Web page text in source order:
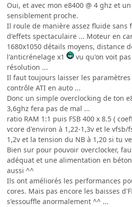
Oui, et avec mon e8400 @ 4 ghz et
sensiblement proche.
Il roule de manière assez fluide sans
d'effets spectaculaire ... Moteur en
1680x1050 détails moyens, distance
l'anticrénelage x1
vu qu'on voit
résolution ...
Il faut toujours laisser les
contrôle ATI en auto ...
Donc un simple overclocking de ton
3,6ghz fera pas de mal ...
ratio RAM 1:1 puis FSB 400 x 8.5 (
vcore d'environ à 1,22-1,3v et le
1,2v et la tension du NB à 1,20 si tu
Bien sur pour pouvoir overclocker,
adéquat et une alimentation en
aussi ^^
Ils ont améliorés les performances
cores. Mais pas encore les baisses
s'essouffle anormalement ^^ ...